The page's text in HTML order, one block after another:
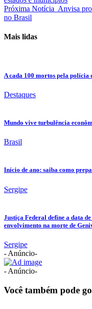
Próxima Notícia Anvisa
no Brasil
Mais lidas
A cada 100 mortos pela polícia
Destaques
Mundo vive turbulência
Brasil
Início de ano: saiba como
Sergipe
Justiça Federal define a data
envolvimento na morte de
Sergipe
- Anúncio-
- Anúncio-
Você também pode